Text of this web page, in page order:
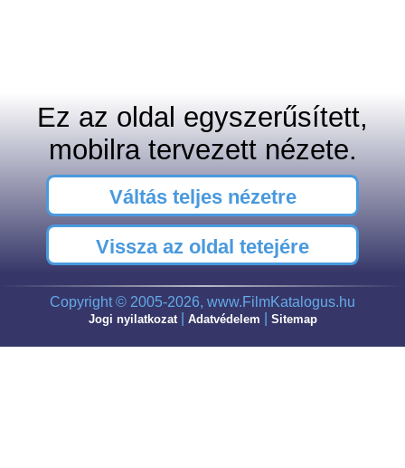
Ez az oldal egyszerűsített,
mobilra tervezett nézete.
Váltás teljes nézetre
Vissza az oldal tetejére
Copyright © 2005-2026, www.FilmKatalogus.hu
Jogi nyilatkozat| Adatvédelem Sitemap